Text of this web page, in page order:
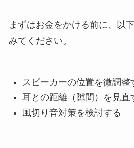
まずはお金をかける前に、以
みてください。
スピーカーの位置を微調整
耳との距離（隙間）を見直
風切り音対策を検討する